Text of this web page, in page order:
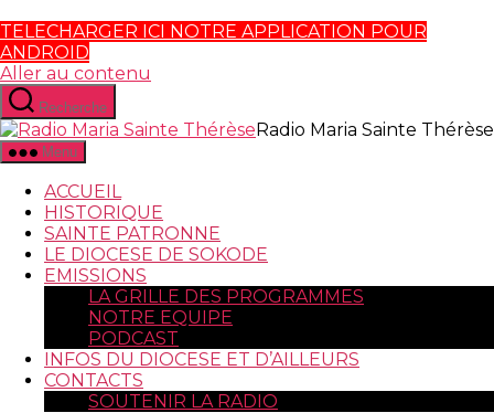
TELECHARGER ICI NOTRE APPLICATION POUR
ANDROID
Aller au contenu
Recherche
Radio Maria Sainte Thérèse
Menu
ACCUEIL
HISTORIQUE
SAINTE PATRONNE
LE DIOCESE DE SOKODE
EMISSIONS
LA GRILLE DES PROGRAMMES
NOTRE EQUIPE
PODCAST
INFOS DU DIOCESE ET D’AILLEURS
CONTACTS
SOUTENIR LA RADIO